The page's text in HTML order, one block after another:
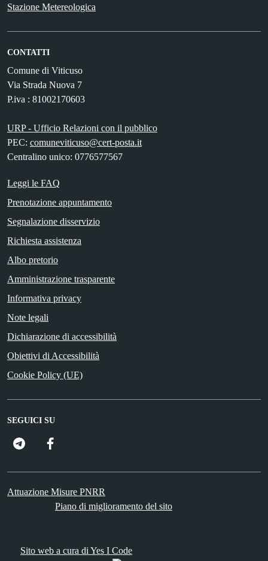
Stazione Metereologica
CONTATTI
Comune di Viticuso
Via Strada Nuova 7
P.iva : 81002170603
URP - Ufficio Relazioni con il pubblico
PEC: comuneviticuso@cert-posta.it
Centralino unico: 0776577567
Leggi le FAQ
Prenotazione appuntamento
Segnalazione disservizio
Richiesta assistenza
Albo pretorio
Amministrazione trasparente
Informativa privacy
Note legali
Dichiarazione di accessibilità
Obiettivi di Accessibilità
Cookie Policy (UE)
SEGUICI SU
FacebooK
Attuazione Misure PNRR
Piano di miglioramento del sito
Sito web a cura di Yes I Code